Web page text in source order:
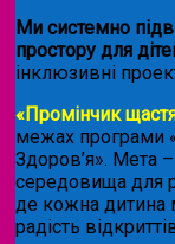
Ми системно
простору для
інклюзивні
«Промінчик
межах програми
Здоров’я». Мета
середовища для
де кожна дитина
радість